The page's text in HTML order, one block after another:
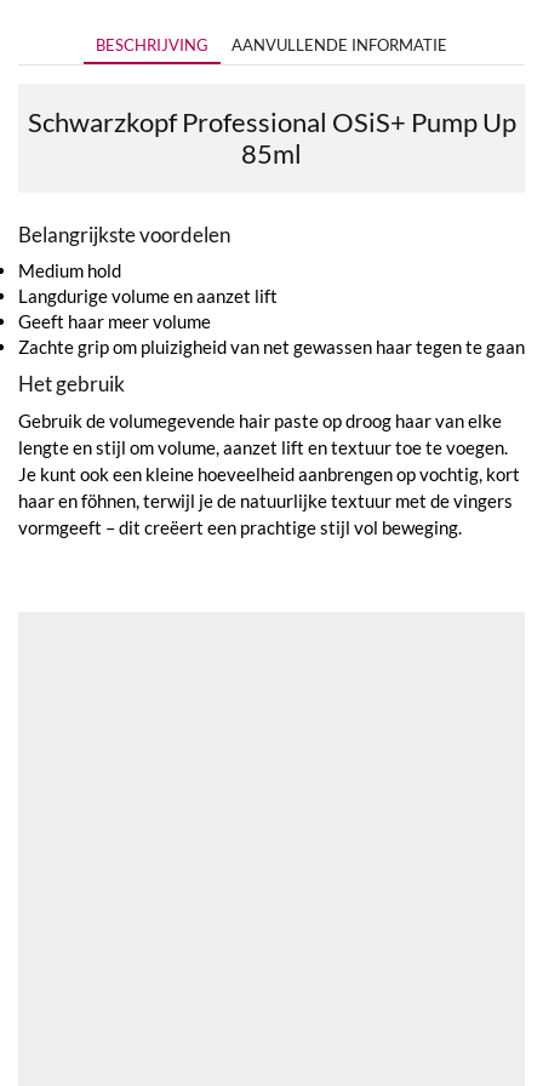
BESCHRIJVING AANVULLENDE INFORMATIE
Schwarzkopf Professional OSiS+ Pump Up
85ml
Belangrijkste voordelen
Medium hold
Langdurige volume en aanzet lift
Geeft haar meer volume
Zachte grip om pluizigheid van net gewassen haar tegen te gaan
Het gebruik
Gebruik de volumegevende hair paste op droog haar van elke
lengte en stijl om volume, aanzet lift en textuur toe te voegen.
Je kunt ook een kleine hoeveelheid aanbrengen op vochtig, kort
haar en föhnen, terwijl je de natuurlijke textuur met de vingers
vormgeeft – dit creëert een prachtige stijl vol beweging.